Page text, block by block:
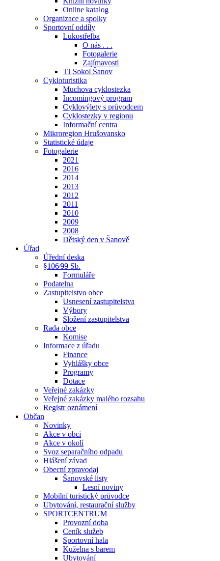
Online katalog
Organizace a spolky
Sportovní oddíly
Lukostřelba
O nás . . .
Fotogalerie
Zajímavosti
TJ Sokol Šanov
Cykloturistika
Muchova cyklostezka
Incomingový program
Cyklovýlety s průvodcem
Cyklostezky v regionu
Informační centra
Mikroregion Hrušovansko
Statistické údaje
Fotogalerie
2021
2016
2014
2013
2012
2011
2010
2009
2008
Dětský den v Šanově
Úřad
Úřední deska
§106⁄99 Sb.
Formuláře
Podatelna
Zastupitelstvo obce
Usnesení zastupitelstva
Výbory
Složení zastupitelstva
Rada obce
Komise
Informace z úřadu
Finance
Vyhlášky obce
Programy
Dotace
Veřejné zakázky
Veřejné zakázky malého rozsahu
Registr oznámení
Občan
Novinky
Akce v obci
Akce v okolí
Svoz separačního odpadu
Hlášení závad
Obecní zpravodaj
Šanovské listy
Lesní noviny
Mobilní turistický průvodce
Ubytování, restaurační služby
SPORTCENTRUM
Provozní doba
Ceník služeb
Sportovní hala
Kuželna s barem
Ubytování